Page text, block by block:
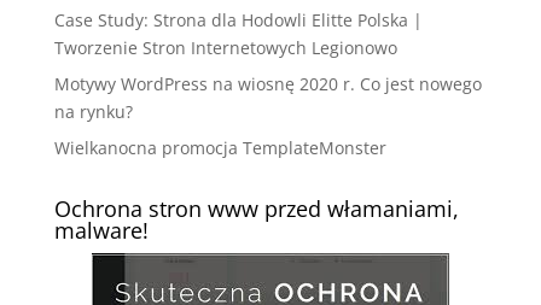
Case Study: Strona dla Hodowli Elitte Polska |
Tworzenie Stron Internetowych Legionowo
Motywy WordPress na wiosnę 2020 r. Co jest nowego
na rynku?
Wielkanocna promocja TemplateMonster
Ochrona stron www przed włamaniami,
malware!